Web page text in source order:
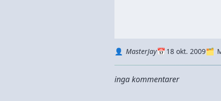
AutorMasterJay
Datum 18 okt. 2009
Kategorie
inga kommentarer